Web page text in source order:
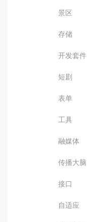
景区
存储
开发套件
短剧
表单
工具
融媒体
传播大脑
接口
自适应